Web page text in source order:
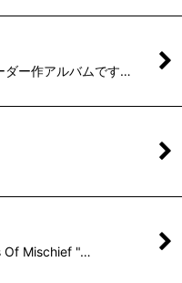
ダー作アルバムです…
Of Mischief "…